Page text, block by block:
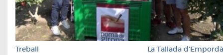
Treball La Tallada d'Empordà